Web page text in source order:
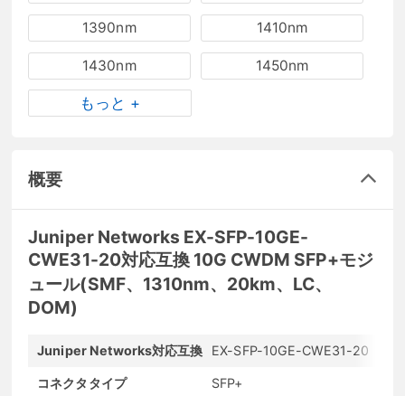
1390nm 1410nm
1430nm 1450nm
もっと +
概要
Juniper Networks EX-SFP-10GE-
CWE31-20対応互換 10G CWDM SFP+モジ
ュール(SMF、1310nm、20km、LC、
DOM)
Juniper Networks対応互換 EX-SFP-10GE-CWE31-20
コネクタタイプ SFP+